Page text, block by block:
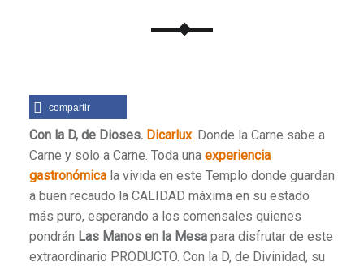
compartir
Con la D, de Dioses. Dicarlux. Donde la Carne sabe a
Carne y solo a Carne. Toda una experiencia
gastronómicala vivida en este Templo donde guardan
a buen recaudo la CALIDAD máxima en su estado
más puro, esperando a los comensales quienes
pondrán Las Manos en la Mesapara disfrutar de este
extraordinario PRODUCTO. Con la D, de Divinidad, su